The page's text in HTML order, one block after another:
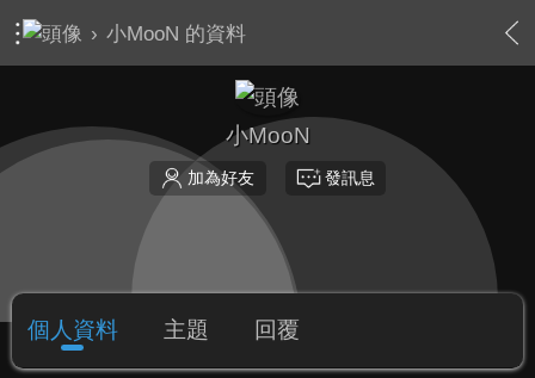
› 小MooN 的資料
小MooN
加為好友 發訊息
個人資料 主題 回覆